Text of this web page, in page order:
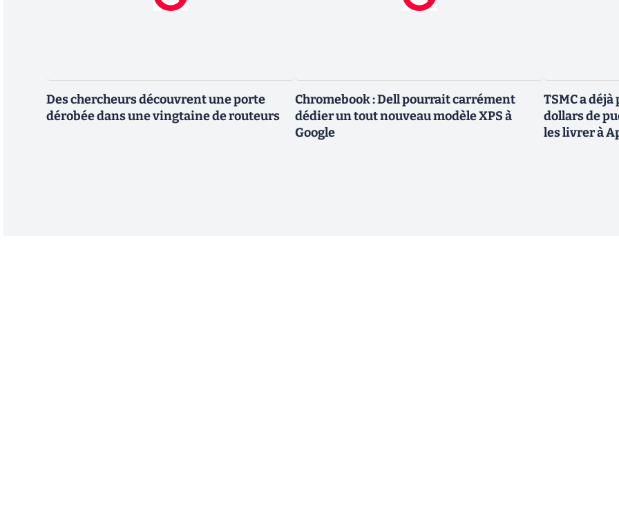
Des chercheurs découvrent une porte
dérobée dans une vingtaine de routeurs
Chromebook : Dell pourrait carrément
dédier un tout nouveau modèle XPS à
Google
TSMC a
dollars de
les livrer à